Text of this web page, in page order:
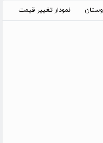
نمودار تغییر قیمت